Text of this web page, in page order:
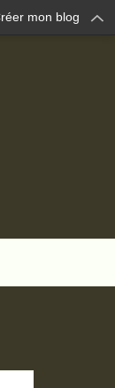
mon blog